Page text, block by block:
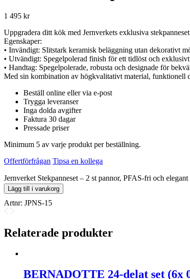
1 495 kr
Uppgradera ditt kök med Jernverkets exklusiva
Egenskaper:
• Invändigt: Slitstark keramisk beläggning utan dekorativt
• Utvändigt: Spegelpolerad finish för ett tidlöst och exklusivt
• Handtag: Spegelpolerade, robusta och designade för
Med sin kombination av högkvalitativt material, funktionell
Beställ online eller via e-post
Trygga leveranser
Inga dolda avgifter
Faktura 30 dagar
Pressade priser
Minimum 5 av varje produkt per beställning.
Offertförfrågan Tipsa en kollega
Jernverket Stekpanneset – 2 st pannor, PFAS-fri och elegant
Lägg till i varukorg
Artnr: JPNS-15
Relaterade produkter
BERNADOTTE 24-delat set (6x